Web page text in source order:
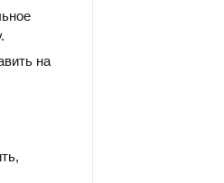
на